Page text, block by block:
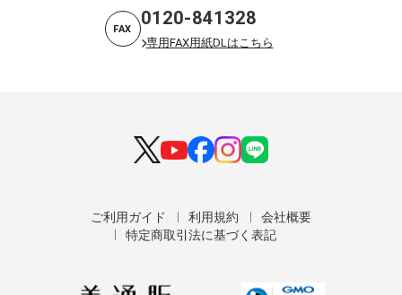
FAX 0120-841328
専用FAX用紙DLはこちら
ご利用ガイド 利用規約
会社概要
特定商取引法に基づく表記